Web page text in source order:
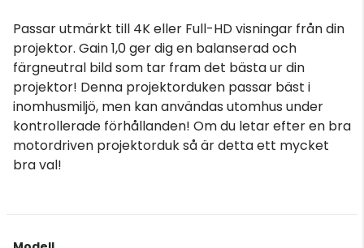
Passar utmärkt till 4K eller Full-HD visningar från din
projektor. Gain 1,0 ger dig en balanserad och
färgneutral bild som tar fram det bästa ur din
projektor! Denna projektorduken passar bäst i
inomhusmiljö, men kan användas utomhus under
kontrollerade förhållanden! Om du letar efter en bra
motordriven projektorduk så är detta ett mycket
bra val!